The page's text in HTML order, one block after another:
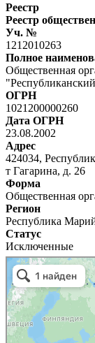
Реестр
Реестр
Уч. №
1212010263
Полное
Общественная
ОГРН
1021200000260
Дата ОГРН
23.08.2002
Адрес
424034,
т Гагарина, д. 26
Форма
Общественная
Регион
Республика
Статус
Исключенные